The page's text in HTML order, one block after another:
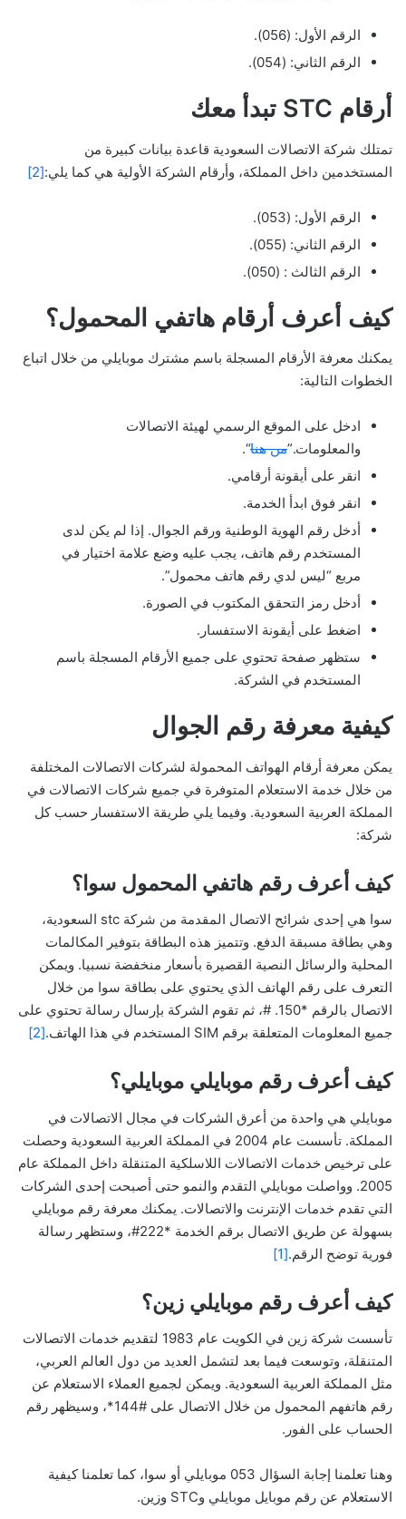
الرقم الأول: (056).
الرقم الثاني: (054).
أرقام STC تبدأ معك
تمتلك شركة الاتصالات السعودية قاعدة بيانات كبيرة من
المستخدمين داخل المملكة، وأرقام الشركة الأولية هي كما يلي:[2]
الرقم الأول: (053).
الرقم الثاني: (055).
الرقم الثالث : (050).
كيف أعرف أرقام هاتفي المحمول؟
يمكنك معرفة الأرقام المسجلة باسم مشترك موبايلي من خلال اتباع
الخطوات التالية:
ادخل على الموقع الرسمي لهيئة الاتصالات
والمعلومات.”من هنا“.
انقر على أيقونة أرقامي.
انقر فوق ابدأ الخدمة.
أدخل رقم الهوية الوطنية ورقم الجوال. إذا لم يكن لدى
المستخدم رقم هاتف، يجب عليه وضع علامة اختيار في
مربع “ليس لدي رقم هاتف محمول”.
أدخل رمز التحقق المكتوب في الصورة.
اضغط على أيقونة الاستفسار.
ستظهر صفحة تحتوي على جميع الأرقام المسجلة باسم
المستخدم في الشركة.
كيفية معرفة رقم الجوال
يمكن معرفة أرقام الهواتف المحمولة لشركات الاتصالات المختلفة
من خلال خدمة الاستعلام المتوفرة في جميع شركات الاتصالات في
المملكة العربية السعودية. وفيما يلي طريقة الاستفسار حسب كل
شركة:
كيف أعرف رقم هاتفي المحمول سوا؟
سوا هي إحدى شرائح الاتصال المقدمة من شركة stc السعودية،
وهي بطاقة مسبقة الدفع. وتتميز هذه البطاقة بتوفير المكالمات
المحلية والرسائل النصية القصيرة بأسعار منخفضة نسبيا. ويمكن
التعرف على رقم الهاتف الذي يحتوي على بطاقة سوا من خلال
الاتصال بالرقم *150. #، ثم تقوم الشركة بإرسال رسالة تحتوي على
جميع المعلومات المتعلقة برقم SIM المستخدم في هذا الهاتف.
[2]
كيف أعرف رقم موبايلي موبايلي؟
موبايلي هي واحدة من أعرق الشركات في مجال الاتصالات في
المملكة. تأسست عام 2004 في المملكة العربية السعودية وحصلت
على ترخيص خدمات الاتصالات اللاسلكية المتنقلة داخل المملكة عام
2005. وواصلت موبايلي التقدم والنمو حتى أصبحت إحدى الشركات
التي تقدم خدمات الإنترنت والاتصالات. يمكنك معرفة رقم موبايلي
بسهولة عن طريق الاتصال برقم الخدمة *222#، وستظهر رسالة
فورية توضح الرقم.[1]
كيف أعرف رقم موبايلي زين؟
تأسست شركة زين في الكويت عام 1983 لتقديم خدمات الاتصالات
المتنقلة، وتوسعت فيما بعد لتشمل العديد من دول العالم العربي،
مثل المملكة العربية السعودية. ويمكن لجميع العملاء الاستعلام عن
رقم هاتفهم المحمول من خلال الاتصال على #144*، وسيظهر رقم
الحساب على الفور.
وهنا تعلمنا إجابة السؤال 053 موبايلي أو سوا، كما تعلمنا كيفية
الاستعلام عن رقم موبايل موبايلي وSTC وزين.